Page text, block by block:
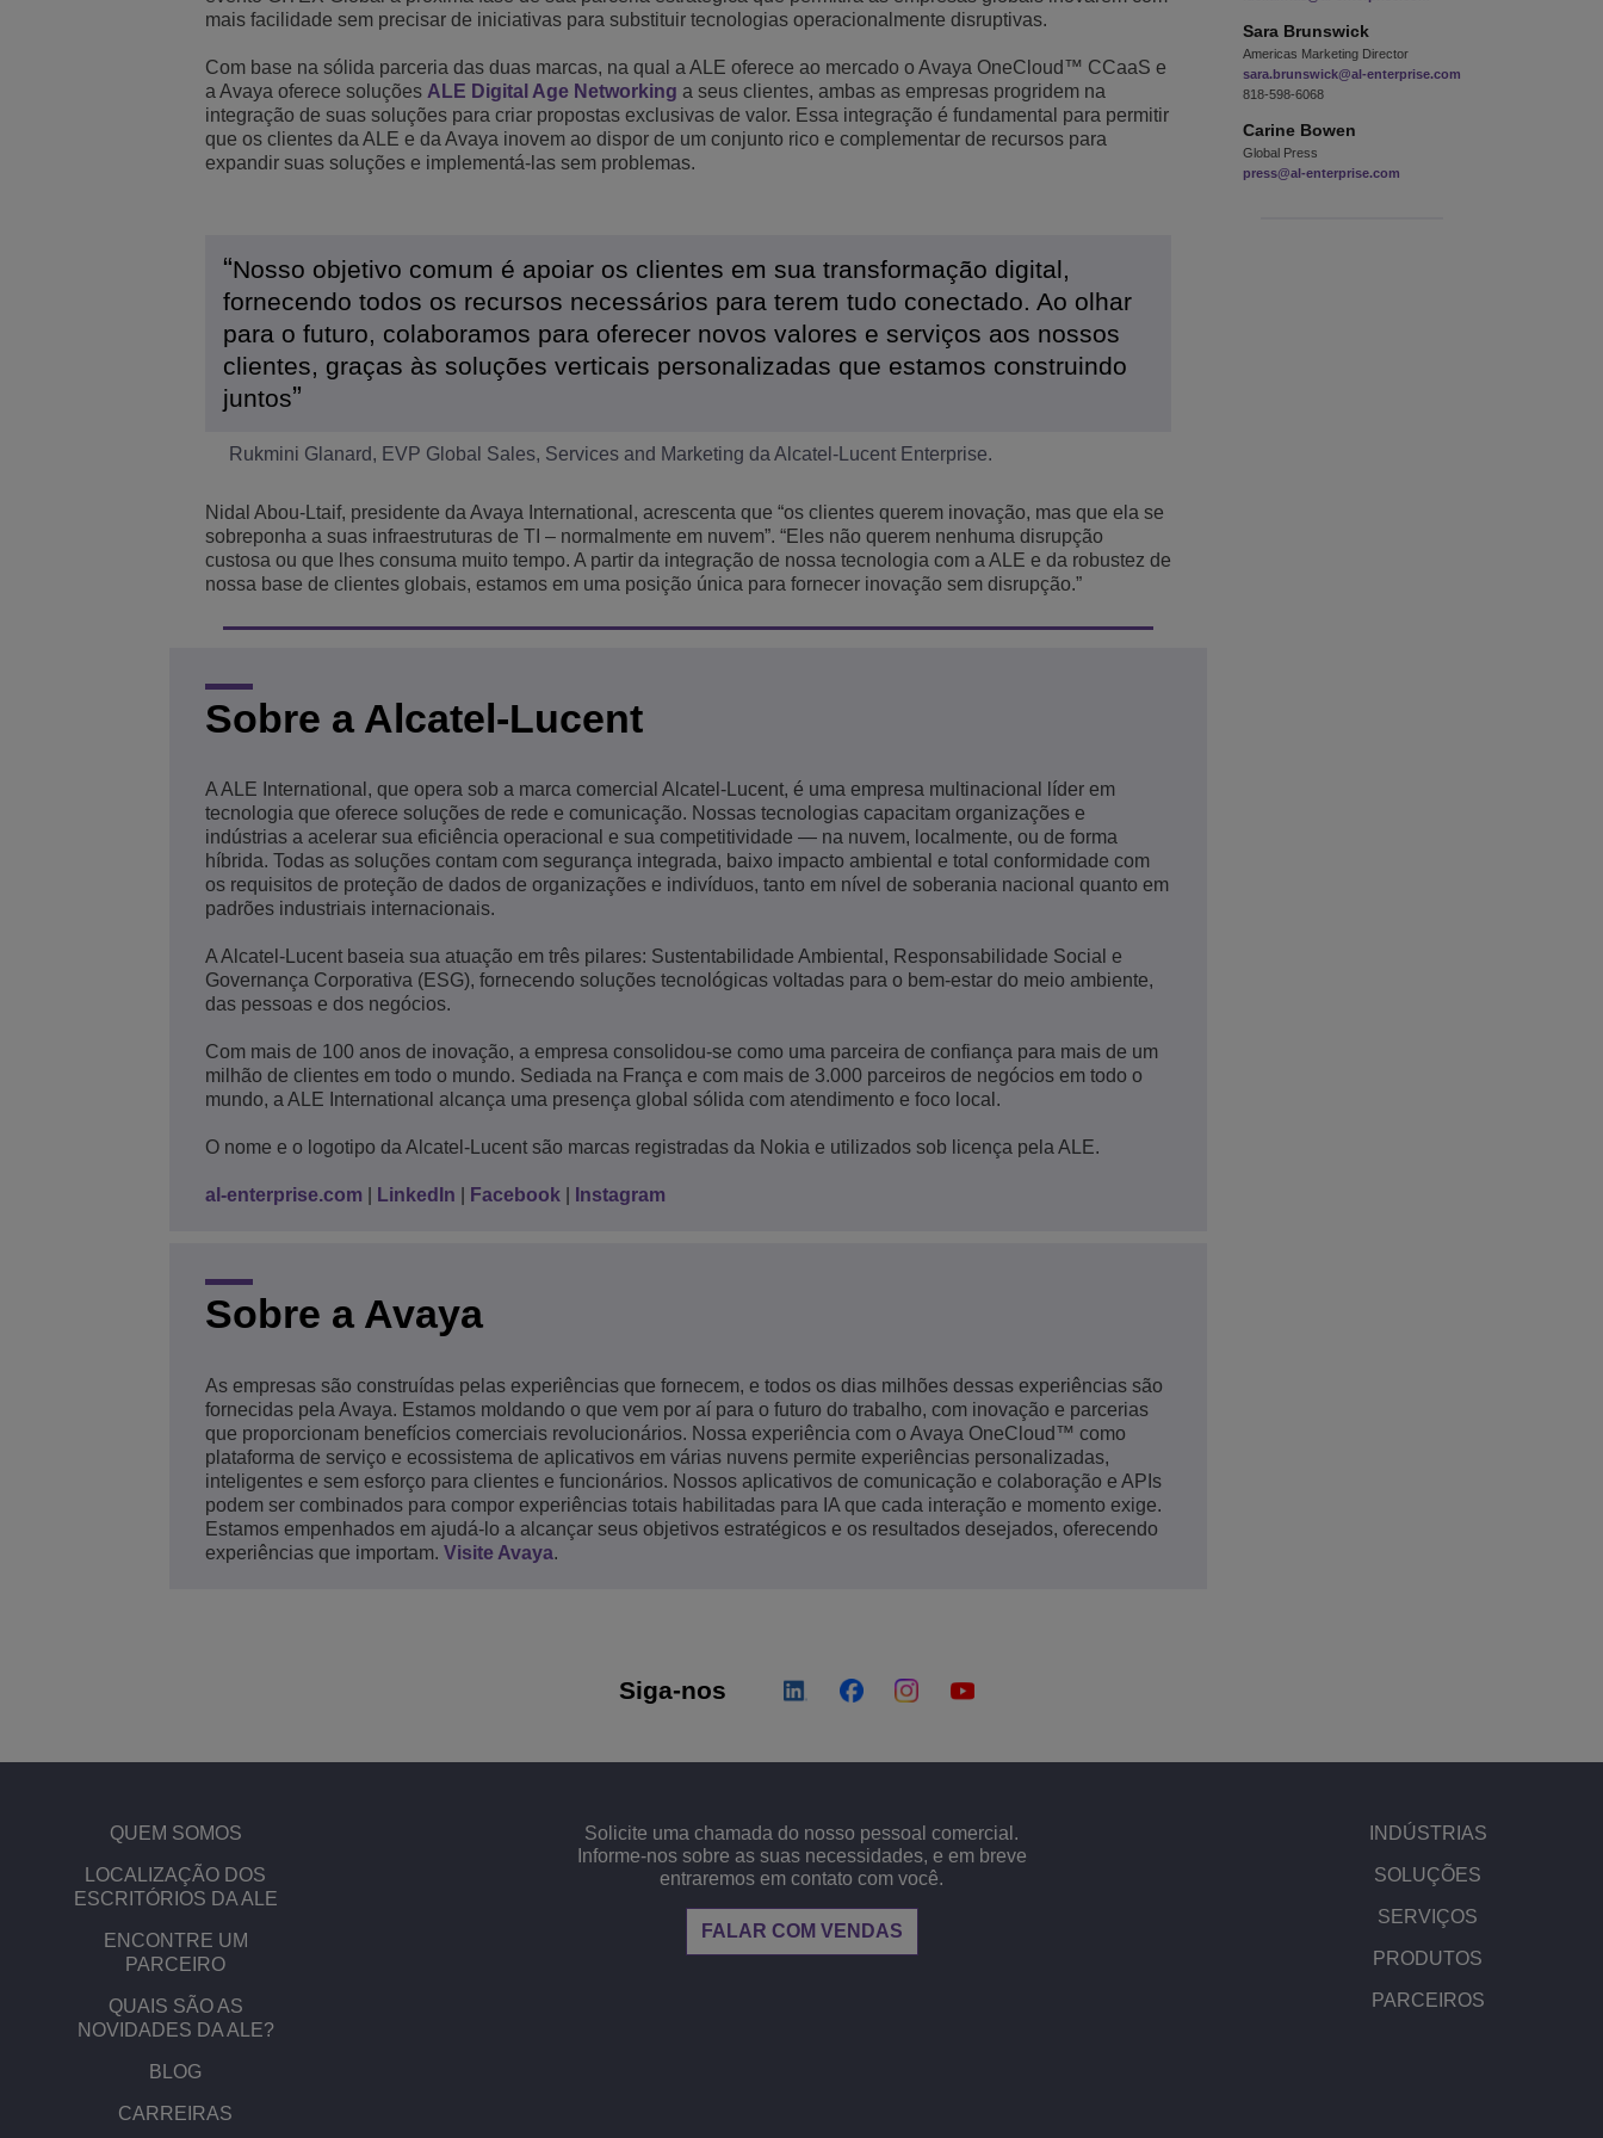
Pequenas e Médias Empresas (PMEs)
Tudo como Serviço (XaaS)
Ambiente de Trabalho Híbrido
Ver mais
mais facilidade sem precisar de iniciativas para substituir tecnologias operacionalmente disruptivas.
Com base na sólida parceria das duas marcas, na qual a ALE oferece ao mercado o Avaya OneCloud™ CCaaS e
a Avaya oferece soluções ALE Digital Age Networking a seus clientes, ambas as empresas progridem na
integração de suas soluções para criar propostas exclusivas de valor. Essa integração é fundamental para permitir
que os clientes da ALE e da Avaya inovem ao dispor de um conjunto rico e complementar de recursos para
expandir suas soluções e implementá-las sem problemas.
Nosso objetivo comum é apoiar os clientes em sua transformação digital,
fornecendo todos os recursos necessários para terem tudo conectado. Ao olhar
para o futuro, colaboramos para oferecer novos valores e serviços aos nossos
clientes, graças às soluções verticais personalizadas que estamos construindo
juntos
Rukmini Glanard, EVP Global Sales, Services and Marketing da Alcatel-Lucent Enterprise.
Nidal Abou-Ltaif, presidente da Avaya International, acrescenta que “os clientes querem inovação, mas que ela se
sobreponha a suas infraestruturas de TI – normalmente em nuvem”. “Eles não querem nenhuma disrupção
custosa ou que lhes consuma muito tempo. A partir da integração de nossa tecnologia com a ALE e da robustez de
nossa base de clientes globais, estamos em uma posição única para fornecer inovação sem disrupção.”
Sobre a Alcatel-Lucent
A ALE International, que opera sob a marca comercial Alcatel-Lucent, é uma empresa multinacional líder em
tecnologia que oferece soluções de rede e comunicação. Nossas tecnologias capacitam organizações e
indústrias a acelerar sua eficiência operacional e sua competitividade — na nuvem, localmente, ou de forma
híbrida. Todas as soluções contam com segurança integrada, baixo impacto ambiental e total conformidade com
os requisitos de proteção de dados de organizações e indivíduos, tanto em nível de soberania nacional quanto em
padrões industriais internacionais.
A Alcatel-Lucent baseia sua atuação em três pilares: Sustentabilidade Ambiental, Responsabilidade Social e
Governança Corporativa (ESG), fornecendo soluções tecnológicas voltadas para o bem-estar do meio ambiente,
das pessoas e dos negócios.
Com mais de 100 anos de inovação, a empresa consolidou-se como uma parceira de confiança para mais de um
milhão de clientes em todo o mundo. Sediada na França e com mais de 3.000 parceiros de negócios em todo o
mundo, a ALE International alcança uma presença global sólida com atendimento e foco local.
O nome e o logotipo da Alcatel-Lucent são marcas registradas da Nokia e utilizados sob licença pela ALE.
al-enterprise.com LinkedIn Facebook Instagram
Sobre a Avaya
As empresas são construídas pelas experiências que fornecem, e todos os dias milhões dessas experiências são
fornecidas pela Avaya. Estamos moldando o que vem por aí para o futuro do trabalho, com inovação e parcerias
que proporcionam benefícios comerciais revolucionários. Nossa experiência com o Avaya OneCloud™ como
plataforma de serviço e ecossistema de aplicativos em várias nuvens permite experiências personalizadas,
inteligentes e sem esforço para clientes e funcionários. Nossos aplicativos de comunicação e colaboração e APIs
podem ser combinados para compor experiências totais habilitadas para IA que cada interação e momento exige.
Estamos empenhados em ajudá-lo a alcançar seus objetivos estratégicos e os resultados desejados, oferecendo
experiências que importam. Visite Avaya.
Sara Brunswick
Americas Marketing Director
sara.brunswick@al-enterprise.com
818-598-6068
Carine Bowen
Global Press
press@al-enterprise.com
Siga-nos
QUEM SOMOS
​​LOCALIZAÇÃO DOS
ESCRITÓRIOS DA ALE
ENCONTRE UM
PARCEIRO
QUAIS SÃO AS
NOVIDADES DA ALE?
BLOG
CARREIRAS
Solicite uma chamada do nosso pessoal comercial.
Informe-nos sobre as suas necessidades, e em breve
entraremos em contato com você.
FALAR COM VENDAS
INDÚSTRIAS
SOLUÇÕES
SERVIÇOS
PRODUTOS
PARCEIROS